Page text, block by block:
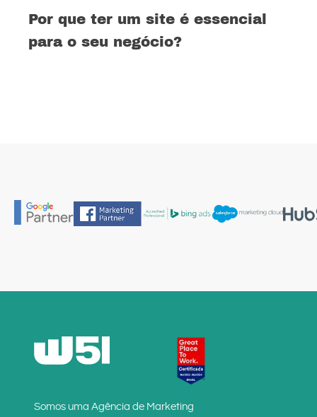
Por que ter um site é essencial
para o seu negócio?
Somos uma Agência de Marketing